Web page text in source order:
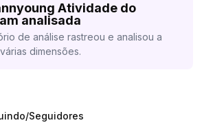
Atividade do
analisada
de análise rastreou e analisou a
dimensões.
Seguidores